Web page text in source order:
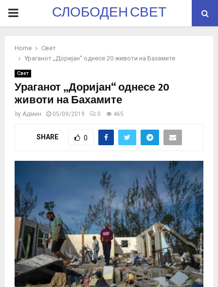
PRIMARYСЛОБОДЕН СВЕТ
Home
Свет
Ураганот „Доријан“ однесе 20 животи на Бахамите
Свет
Ураганот „Доријан“ однесе 20
животи на Бахамите
by Админ 05/09/2019 0 465
SHARE 0